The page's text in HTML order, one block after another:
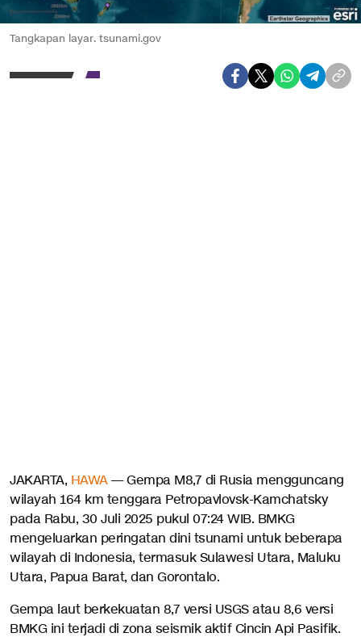
Tangkapan layar. tsunami.gov
JAKARTA, HAWA— Gempa M8,7 di Rusia mengguncang
wilayah 164 km tenggara Petropavlovsk-Kamchatsky
pada Rabu, 30 Juli 2025 pukul 07:24 WIB. BMKG
mengeluarkan peringatan dini tsunami untuk beberapa
wilayah di Indonesia, termasuk Sulawesi Utara, Maluku
Utara, Papua Barat, dan Gorontalo.
Gempa laut berkekuatan 8,7 versi USGS atau 8,6 versi
BMKG ini terjadi di zona seismik aktif Cincin Api Pasifik.